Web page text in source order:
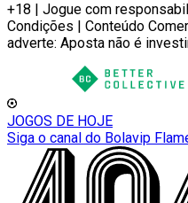
+18 | Jogue com
Condições | Conteúdo
adverte: Aposta não é
JOGOS DE HOJE
Siga o canal do Bolavip